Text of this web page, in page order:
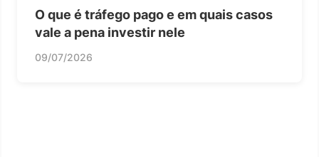
O que é tráfego pago e em quais casos
vale a pena investir nele
09/07/2026